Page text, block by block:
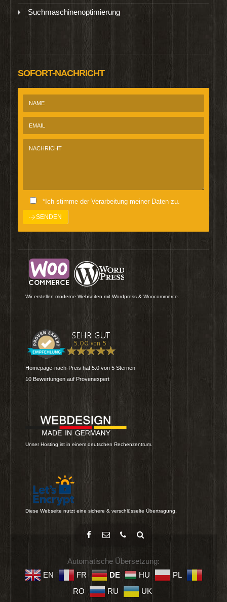
Suchmaschinenoptimierung
SOFORT-NACHRICHT
*Ich stimme der Verarbeitung meiner Daten zu.
Wir erstellen moderne Webseiten mit Wordpress & Woocommerce.
Homepage-nach-Preis hat 5.0 von 5 Sternen
10 Bewertungen auf Provenexpert
Unser Hosting ist in einem deutschen Rechenzentrum.
Diese Webseite nutzt eine sichere & verschlüsselte Übertragung.
Automatische Übersetzung:
EN
FR DE HU
PL
RO
RU UK